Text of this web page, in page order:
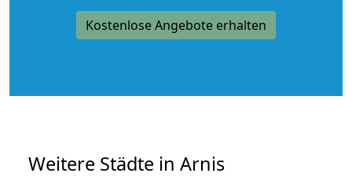
Kostenlose Angebote erhalten
Weitere Städte in Arnis